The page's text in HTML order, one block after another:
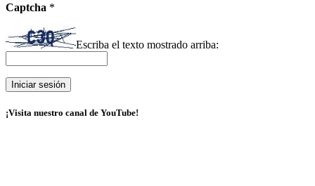
Captcha *
Escriba el texto mostrado arriba:
¡Visita nuestro canal de YouTube!